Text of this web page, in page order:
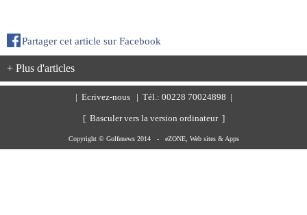
Partager cet article sur Facebook
+ Plus d'articles
Ecrivez-nous | Tél.: 00228 70024898 |
[ Basculer vers la version ordinateur ]
Copyright © Golfenews 2014 - eZONE, Web sites & Apps